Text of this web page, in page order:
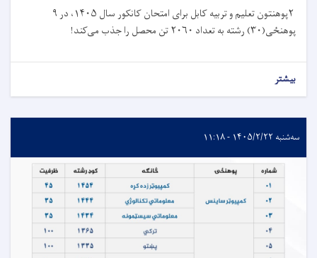
۲پوهنتون تعلیم و تربیه کابل برای امتحان کانکور سال ۱۴۰۵، در ۹
پوهنځی(۳۰) رشته به تعداد ۲۰۶۰ تن محصل را جذب می‌کند!
بیشتر
سه‌شنبه ۱۴۰۵/۲/۲۲ - ۱۱:۱۸